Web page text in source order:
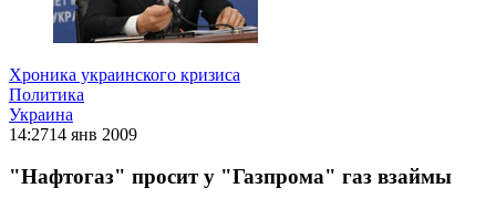
Хроника украинского кризиса
Политика
Украина
14:2714 янв 2009
"Нафтогаз" просит у "Газпрома" газ взаймы